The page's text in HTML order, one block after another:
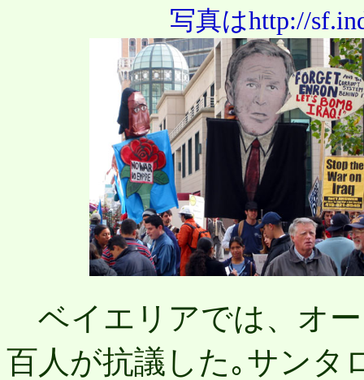
写真はhttp://
ベイエリアでは、オ
百人が抗議した｡サンタ